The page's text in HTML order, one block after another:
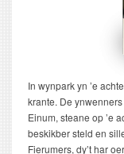
In wynpark yn ’e
krante. De
Einum, steane op ’e
beskikber steld en
Fierumers, dy’t har